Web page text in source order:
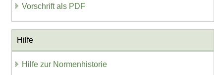
Vorschrift als PDF
Hilfe
Hilfe zur Normenhistorie